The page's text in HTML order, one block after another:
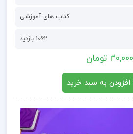
کتاب های آموزشی
1062 بازدید
30,000 تومان
افزودن به سبد خرید